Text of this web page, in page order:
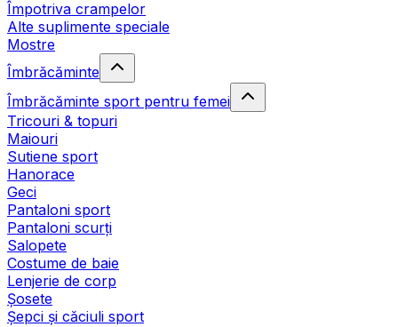
Împotriva crampelor
Alte suplimente speciale
Mostre
Îmbrăcăminte
Îmbrăcăminte sport pentru femei
Tricouri & topuri
Maiouri
Sutiene sport
Hanorace
Geci
Pantaloni sport
Pantaloni scurți
Salopete
Costume de baie
Lenjerie de corp
Șosete
Șepci și căciuli sport